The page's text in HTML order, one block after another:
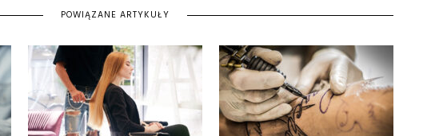
POWIĄZANE ARTYKUŁY